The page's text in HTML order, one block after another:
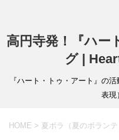
高円寺発！『ハー
グ |
『ハート・トゥ・アート』の
表現
HOME > 夏ボラ（夏のボランテ